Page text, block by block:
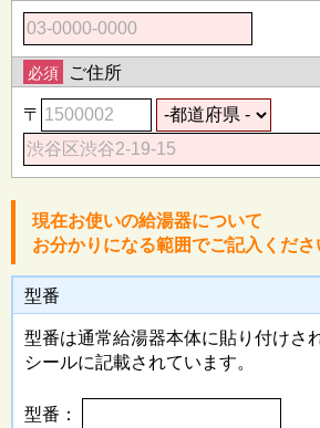
必須 ご住所
〒
現在お使いの給湯器について
お分かりになる範囲でご記入くだ
型番
型番は通常給湯器本体に貼り付けさ
シールに記載されています。
型番：